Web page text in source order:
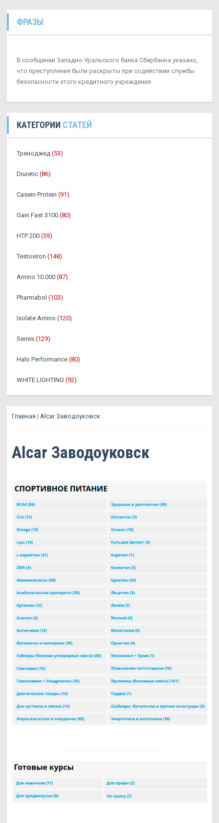
ФРАЗЫ
В сообщении Западно-Уральского банка Сбербанка указано,
что преступления были раскрыты при содействии службы
безопасности этого кредитного учреждения.
КАТЕГОРИИ СТАТЕЙ
Треноджед (53)
Diuretic (86)
Casein Protein (91)
Gain Fast 3100 (80)
HTP 200 (59)
Testoviron (148)
Amino 10.000 (87)
Pharmabol (103)
Isolate Amino (120)
Series (129)
Halo Performance (80)
WHITE LIGHTING (92)
Главная | Alcar Заводоуковск
Alcar Заводоуковск